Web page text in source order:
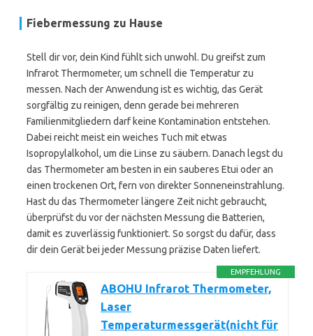
Fiebermessung zu Hause
Stell dir vor, dein Kind fühlt sich unwohl. Du greifst zum
Infrarot Thermometer, um schnell die Temperatur zu
messen. Nach der Anwendung ist es wichtig, das Gerät
sorgfältig zu reinigen, denn gerade bei mehreren
Familienmitgliedern darf keine Kontamination entstehen.
Dabei reicht meist ein weiches Tuch mit etwas
Isopropylalkohol, um die Linse zu säubern. Danach legst du
das Thermometer am besten in ein sauberes Etui oder an
einen trockenen Ort, fern von direkter Sonneneinstrahlung.
Hast du das Thermometer längere Zeit nicht gebraucht,
überprüfst du vor der nächsten Messung die Batterien,
damit es zuverlässig funktioniert. So sorgst du dafür, dass
dir dein Gerät bei jeder Messung präzise Daten liefert.
EMPFEHLUNG
ABOHU Infrarot Thermometer,
Laser
Temperaturmessgerät(nicht für